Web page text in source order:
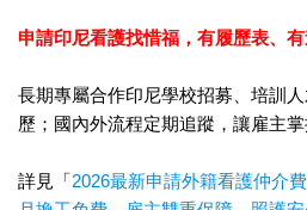
申請印尼看護找惜福， 有履歷表、有
長期專屬合作印尼學校招募、培訓
歷；國內外流程定期追蹤，讓雇主掌
詳見「2026最新申請外籍看護仲介